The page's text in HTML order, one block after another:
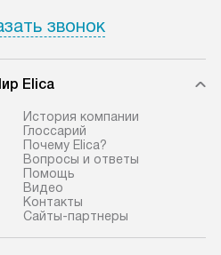
Важно
к воде, крана и
слива.
звонок
Elica
История компании
Глоссарий
Почему Elica?
Вопросы и ответы
Помощь
Видео
Контакты
Сайты-партнеры